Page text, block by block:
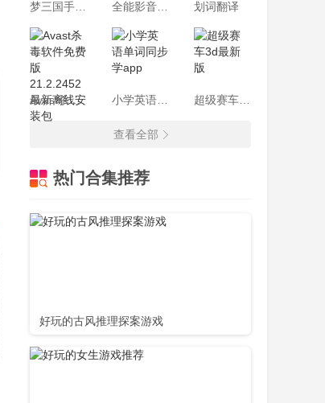
划词翻译
Avast杀毒软件免费版 21.2.2452最新离线安装包
查看全部
热门合集推荐
好玩的古风推理探案游戏